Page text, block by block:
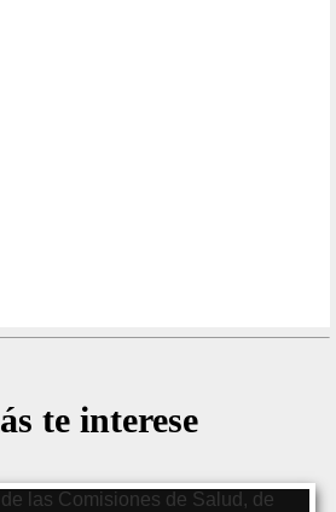
te interese